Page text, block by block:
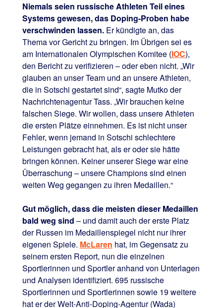
Niemals seien russische Athleten Teil eines
Systems gewesen, das Doping-Proben habe
verschwinden lassen.Er kündigte an, das
Thema vor Gericht zu bringen. Im Übrigen sei es
am Internationalen Olympischen Komitee (IOC),
den Bericht zu verifizieren – oder eben nicht. „Wir
glauben an unser Team und an unsere Athleten,
die in Sotschi gestartet sind“, sagte Mutko der
Nachrichtenagentur Tass. „Wir brauchen keine
falschen Siege. Wir wollen, dass unsere Athleten
die ersten Plätze einnehmen. Es ist nicht unser
Fehler, wenn jemand in Sotschi schlechtere
Leistungen gebracht hat, als er oder sie hätte
bringen können. Keiner unserer Siege war eine
Überraschung – unsere Champions sind einen
weiten Weg gegangen zu ihren Medaillen.“
Gut möglich, dass die meisten dieser Medaillen
bald weg sind – und damit auch der erste Platz
der Russen im Medaillenspiegel nicht nur ihrer
eigenen Spiele. McLaren hat, im Gegensatz zu
seinem ersten Report, nun die einzelnen
Sportlerinnen und Sportler anhand von Unterlagen
und Analysen identifiziert. 695 russische
Sportlerinnen und Sportlerinnen sowie 19 weitere
hat er der Welt-Anti-Doping-Agentur (Wada)